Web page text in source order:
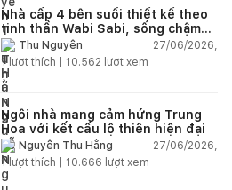
Nhà cấp 4 bên suối thiết kế theo
tinh thần Wabi Sabi, sống chậm
giữa thiên nhiên
Thu Nguyễn
27/06/2026,
1lượt thích | 10.562 lượt xem
Ngôi nhà mang cảm hứng Trung
Hoa với kết cấu lộ thiên hiện đại
Nguyễn Thu Hằng
27/06/2026,
1lượt thích | 10.666 lượt xem